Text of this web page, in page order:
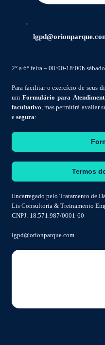
2° a 6° feira – 08:00-18:00h
Para facilitar o exercício de seus
um Formulário para
facultativo, mas permitirá avaliar
e segura:
Termos
Encarregado pelo Tratamento de
Lis Consultoria & Treinamento
CNPJ: 18.571.987/0001-60
lgpd@orionparque.com